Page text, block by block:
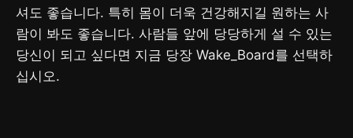
셔도 좋습니다. 특히 몸이 더욱 건강해지길 원하는 사
람이 봐도 좋습니다. 사람들 앞에 당당하게 설 수 있는
당신이 되고 싶다면 지금 당장 Wake_Board를 선택하
십시오.